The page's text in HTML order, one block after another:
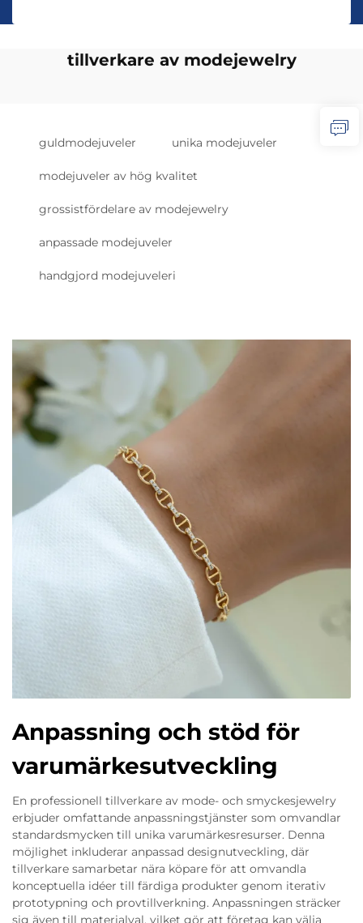
tillverkare av modejewelry
guldmodejuveler unika modejuveler
modejuveler av hög kvalitet
grossistfördelare av modejewelry
anpassade modejuveler
handgjord modejuveleri
Anpassning och stöd för
varumärkesutveckling
En professionell tillverkare av mode- och smyckesjewelry
erbjuder omfattande anpassningstjänster som omvandlar
standardsmycken till unika varumärkesresurser. Denna
möjlighet inkluderar anpassad designutveckling, där
tillverkare samarbetar nära köpare för att omvandla
konceptuella idéer till färdiga produkter genom iterativ
prototypning och provtillverkning. Anpassningen sträcker
sig även till materialval, vilket gör att företag kan välja